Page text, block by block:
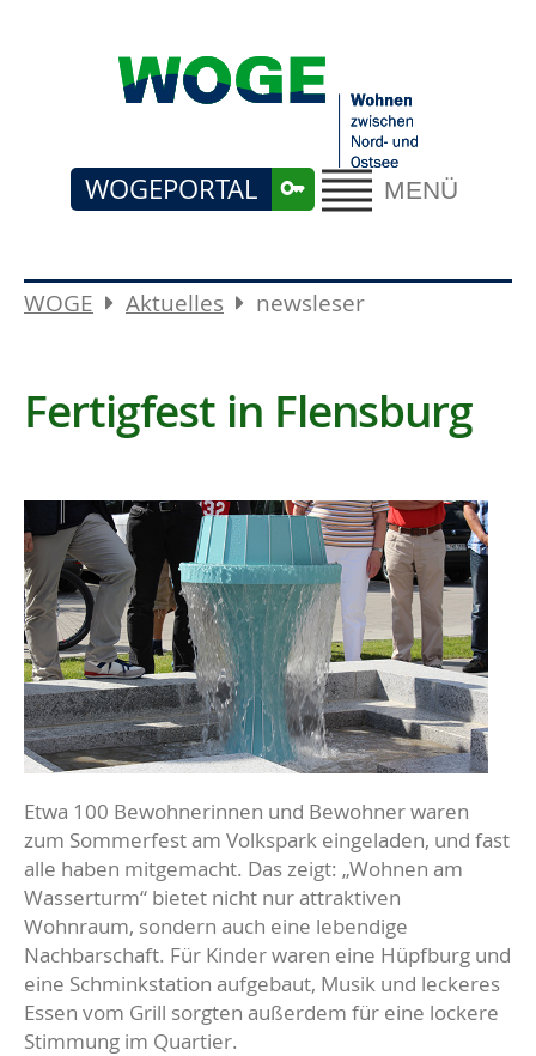
MENÜ
WOGEPORTAL
WOGE Aktuelles newsleser
Fertigfest in Flensburg
Etwa 100 Bewohnerinnen und Bewohner waren
zum Sommerfest am Volkspark eingeladen, und fast
alle haben mitgemacht. Das zeigt: „Wohnen am
Wasserturm“ bietet nicht nur attraktiven
Wohnraum, sondern auch eine lebendige
Nachbarschaft. Für Kinder waren eine Hüpfburg und
eine Schminkstation aufgebaut, Musik und leckeres
Essen vom Grill sorgten außerdem für eine lockere
Stimmung im Quartier.